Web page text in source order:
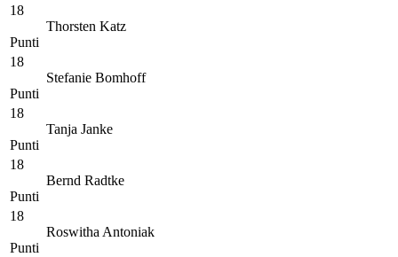
18
Punti
Thorsten Katz
18
Punti
Stefanie Bomhoff
18
Punti
Tanja Janke
18
Punti
Bernd Radtke
18
Punti
Roswitha Antoniak